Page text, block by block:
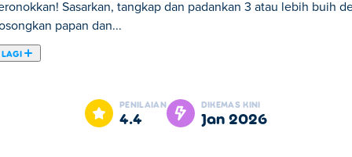
Sasarkan, tangkap dan padankan 3 atau lebih buih
papan dan...
gelembung yang penuh dengan cabaran menarik dan
teliti dan gunakan kemahiran menyelesaikan teka-teki anda
diterokai, Bubble Heroes penuh dengan keseronokan!
PENILAIAN
4.4
DIKEMAS KINI
Jan 2026